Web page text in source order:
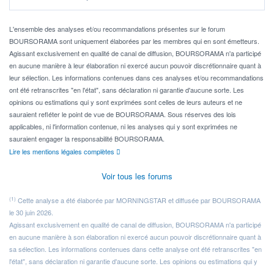
Pour l' ...
L'ensemble des analyses et/ou recommandations présentes sur le forum
BOURSORAMA sont uniquement élaborées par les membres qui en sont émetteurs.
Agissant exclusivement en qualité de canal de diffusion, BOURSORAMA n'a participé
en aucune manière à leur élaboration ni exercé aucun pouvoir discrétionnaire quant à
leur sélection. Les informations contenues dans ces analyses et/ou recommandations
ont été retranscrites "en l'état", sans déclaration ni garantie d'aucune sorte. Les
opinions ou estimations qui y sont exprimées sont celles de leurs auteurs et ne
sauraient refléter le point de vue de BOURSORAMA. Sous réserves des lois
applicables, ni l'information contenue, ni les analyses qui y sont exprimées ne
sauraient engager la responsabilité BOURSORAMA.
Lire les mentions légales complètes
Voir tous les forums
(1) Cette analyse a été élaborée par MORNINGSTAR et diffusée par BOURSORAMA
le 30 juin 2026.
Agissant exclusivement en qualité de canal de diffusion, BOURSORAMA n'a participé
en aucune manière à son élaboration ni exercé aucun pouvoir discrétionnaire quant à
sa sélection. Les informations contenues dans cette analyse ont été retranscrites "en
l'état", sans déclaration ni garantie d'aucune sorte. Les opinions ou estimations qui y